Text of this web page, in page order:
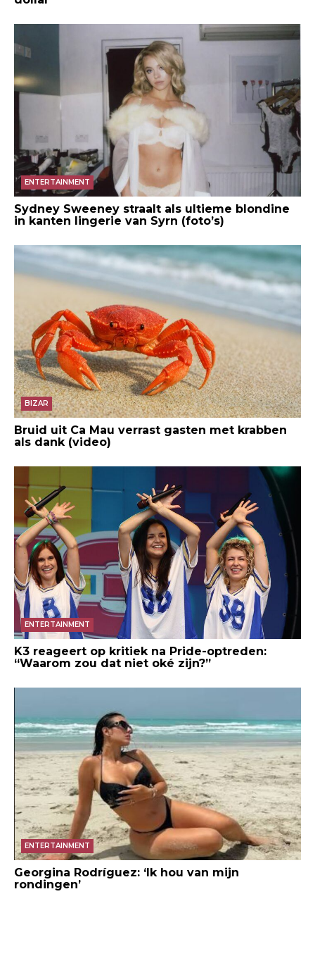
ENTERTAINMENT
Sydney Sweeney straalt als ultieme blondine
in kanten lingerie van Syrn (foto’s)
BIZAR
Bruid uit Ca Mau verrast gasten met krabben
als dank (video)
ENTERTAINMENT
K3 reageert op kritiek na Pride-optreden:
“Waarom zou dat niet oké zijn?”
ENTERTAINMENT
Georgina Rodríguez: ‘Ik hou van mijn
rondingen’